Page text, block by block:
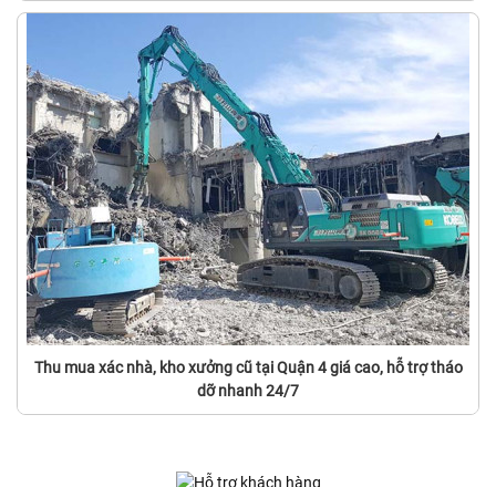
Thu mua xác nhà, kho xưởng cũ tại Quận 4 giá cao, hỗ trợ tháo
dỡ nhanh 24/7